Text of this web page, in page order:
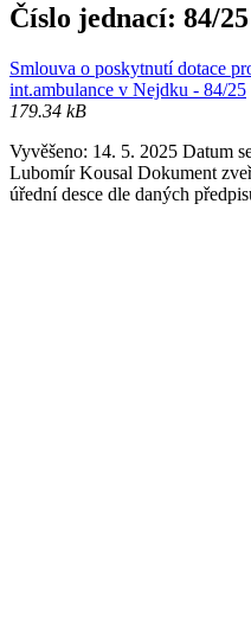
Číslo jednací: 84/25
Smlouva o poskytnutí dotace
int.ambulance v Nejdku - 84/25
179.34 kB
Vyvěšeno: 14. 5. 2025 Datum
Lubomír Kousal Dokument
úřední desce dle daných